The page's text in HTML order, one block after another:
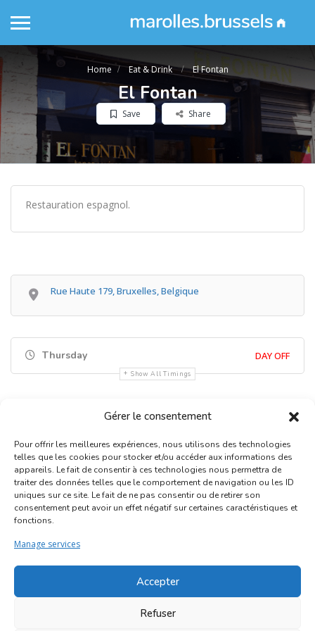
Gérer le consentement
Pour offrir les meilleures expériences, nous utilisons des technologies
telles que les cookies pour stocker et/ou accéder aux informations des
appareils. Le fait de consentir à ces technologies nous permettra de
traiter des données telles que le comportement de navigation ou les ID
uniques sur ce site. Le fait de ne pas consentir ou de retirer son
consentement peut avoir un effet négatif sur certaines caractéristiques et
fonctions.
Manage services
Accepter
Refuser
Home Eat & Drink El Fontan
El Fontan
Save Share
Restauration espagnol.
Rue Haute 179, Bruxelles, Belgique
Thursday DAY OFF
Show All Timings
Inscription Commerce
Rue Haute 77 - 1000 Bruxelles
©2017-2026Marolles.brussels• Contact us →
ascombrueg@outlook.com